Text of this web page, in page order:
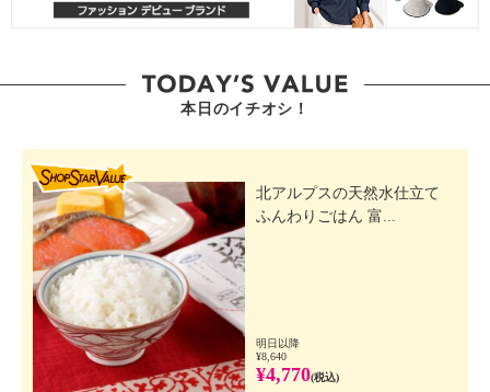
本日のイチオシ！
北アルプスの天然水仕立て
ふんわりごはん 富...
明日以降
¥8,640
¥4,770(税込)